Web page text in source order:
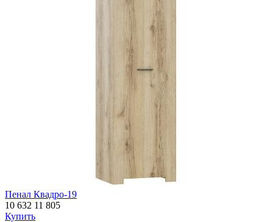
Пенал Квадро-19
10 632 11 805
Купить